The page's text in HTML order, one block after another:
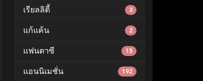
เรียลลิตี้ 3
แก้แค้น 2
แฟนตาซี 15
แอนนิเมชั่น 192